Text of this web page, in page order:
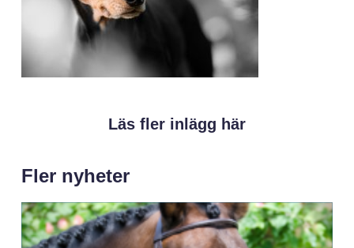
Läs fler inlägg här
Fler nyheter